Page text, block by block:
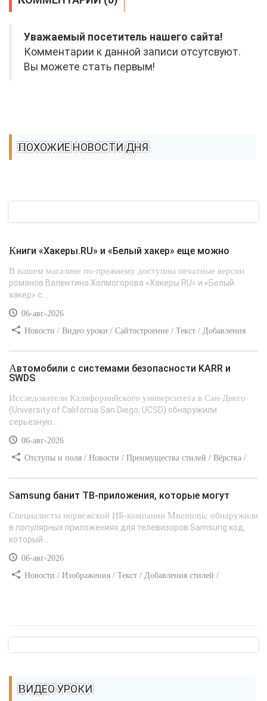
Уважаемый посетитель нашего сайта!
Комментарии к данной записи отсутсвуют.
Вы можете стать первым!
ПОХОЖИЕ НОВОСТИ ДНЯ
Книги «Хакеры.RU» и «Белый хакер» еще можно
В нашем магазине по-прежнему доступны печатные версии
романов Валентина Холмогорова «Хакеры.RU» и «Белый
хакер» с...
06-авг-2026
Новости / Видео уроки / Сайтостроение / Текст / Добавления
Автомобили с системами безопасности KARR и
SWDS
Исследователи Калифорнийского университета в Сан-Диего
(University of California San Diego, UCSD) обнаружили
серьезную...
06-авг-2026
Отступы и поля / Новости / Преимущества стилей / Вёрстка /
Samsung банит ТВ-приложения, которые могут
Специалисты норвежской ИБ-компании Mnemonic обнаружили
в популярных приложениях для телевизоров Samsung код,
который...
06-авг-2026
Новости / Изображения / Текст / Добавления стилей /
ВИДЕО УРОКИ